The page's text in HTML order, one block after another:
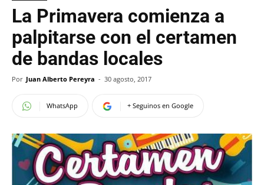
La Primavera comienza a
palpitarse con el certamen
de bandas locales
Por Juan Alberto Pereyra - 30 agosto, 2017
WhatsApp + Seguinos en Google